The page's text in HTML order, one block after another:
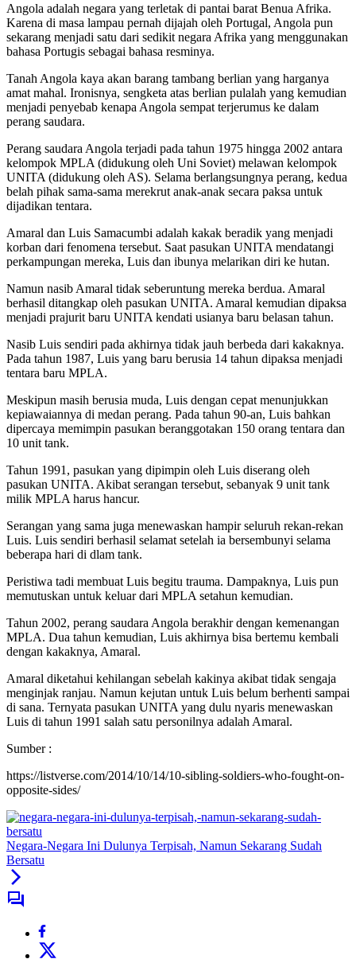
Angola adalah negara yang terletak di pantai barat Benua Afrika.
Karena di masa lampau pernah dijajah oleh Portugal, Angola pun
sekarang menjadi satu dari sedikit negara Afrika yang menggunakan
bahasa Portugis sebagai bahasa resminya.
Tanah Angola kaya akan barang tambang berlian yang harganya
amat mahal. Ironisnya, sengketa atas berlian pulalah yang kemudian
menjadi penyebab kenapa Angola sempat terjerumus ke dalam
perang saudara.
Perang saudara Angola terjadi pada tahun 1975 hingga 2002 antara
kelompok MPLA (didukung oleh Uni Soviet) melawan kelompok
UNITA (didukung oleh AS). Selama berlangsungnya perang, kedua
belah pihak sama-sama merekrut anak-anak secara paksa untuk
dijadikan tentara.
Amaral dan Luis Samacumbi adalah kakak beradik yang menjadi
korban dari fenomena tersebut. Saat pasukan UNITA mendatangi
perkampungan mereka, Luis dan ibunya melarikan diri ke hutan.
Namun nasib Amaral tidak seberuntung mereka berdua. Amaral
berhasil ditangkap oleh pasukan UNITA. Amaral kemudian dipaksa
menjadi prajurit baru UNITA kendati usianya baru belasan tahun.
Nasib Luis sendiri pada akhirnya tidak jauh berbeda dari kakaknya.
Pada tahun 1987, Luis yang baru berusia 14 tahun dipaksa menjadi
tentara baru MPLA.
Meskipun masih berusia muda, Luis dengan cepat menunjukkan
kepiawaiannya di medan perang. Pada tahun 90-an, Luis bahkan
dipercaya memimpin pasukan beranggotakan 150 orang tentara dan
10 unit tank.
Tahun 1991, pasukan yang dipimpin oleh Luis diserang oleh
pasukan UNITA. Akibat serangan tersebut, sebanyak 9 unit tank
milik MPLA harus hancur.
Serangan yang sama juga menewaskan hampir seluruh rekan-rekan
Luis. Luis sendiri berhasil selamat setelah ia bersembunyi selama
beberapa hari di dlam tank.
Peristiwa tadi membuat Luis begitu trauma. Dampaknya, Luis pun
memutuskan untuk keluar dari MPLA setahun kemudian.
Tahun 2002, perang saudara Angola berakhir dengan kemenangan
MPLA. Dua tahun kemudian, Luis akhirnya bisa bertemu kembali
dengan kakaknya, Amaral.
Amaral diketahui kehilangan sebelah kakinya akibat tidak sengaja
menginjak ranjau. Namun kejutan untuk Luis belum berhenti sampai
di sana. Ternyata pasukan UNITA yang dulu nyaris menewaskan
Luis di tahun 1991 salah satu personilnya adalah Amaral.
Sumber :
https://listverse.com/2014/10/14/10-sibling-soldiers-who-fought-on-
opposite-sides/
Negara-Negara Ini Dulunya Terpisah, Namun Sekarang Sudah
Bersatu